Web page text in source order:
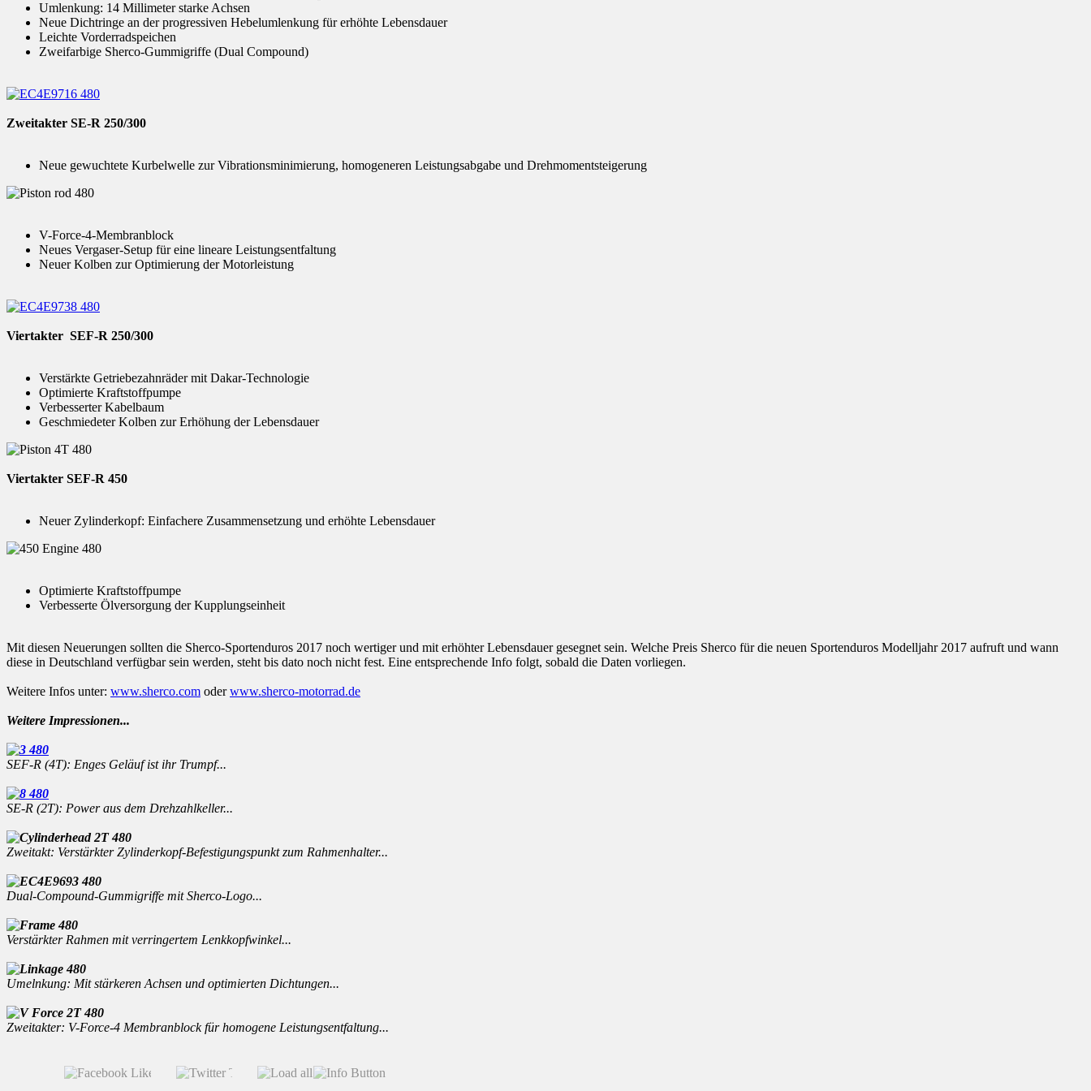
Umlenkung: 14 Millimeter starke Achsen
Neue Dichtringe an der progressiven Hebelumlenkung für erhöhte Lebensdauer
Leichte Vorderradspeichen
Zweifarbige Sherco-Gummigriffe (Dual Compound)
Zweitakter SE-R 250/300
Neue gewuchtete Kurbelwelle zur Vibrationsminimierung, homogeneren Leistungsabgabe und Drehmomentsteigerung
V-Force-4-Membranblock
Neues Vergaser-Setup für eine lineare Leistungsentfaltung
Neuer Kolben zur Optimierung der Motorleistung
Viertakter SEF-R 250/300
Verstärkte Getriebezahnräder mit Dakar-Technologie
Optimierte Kraftstoffpumpe
Verbesserter Kabelbaum
Geschmiedeter Kolben zur Erhöhung der Lebensdauer
Viertakter SEF-R 450
Neuer Zylinderkopf: Einfachere Zusammensetzung und erhöhte Lebensdauer
Optimierte Kraftstoffpumpe
Verbesserte Ölversorgung der Kupplungseinheit
Mit diesen Neuerungen sollten die Sherco-Sportenduros 2017 noch wertiger und mit erhöhter Lebensdauer gesegnet sein. Welche Preis Sherco für die neuen Sportenduros Modelljahr 2017 aufruft und wann
diese in Deutschland verfügbar sein werden, steht bis dato noch nicht fest. Eine entsprechende Info folgt, sobald die Daten vorliegen.
Weitere Infos unter: www.sherco.com oderwww.sherco-motorrad.de
Weitere Impressionen...
SEF-R (4T): Enges Geläuf ist ihr Trumpf...
SE-R (2T): Power aus dem Drehzahlkeller...
Zweitakt: Verstärkter Zylinderkopf-Befestigungspunkt zum Rahmenhalter...
Dual-Compound-Gummigriffe mit Sherco-Logo...
Verstärkter Rahmen mit verringertem Lenkkopfwinkel...
Umelnkung: Mit stärkeren Achsen und optimierten Dichtungen...
Zweitakter: V-Force-4 Membranblock für homogene Leistungsentfaltung...